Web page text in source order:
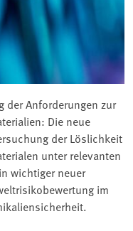
der Anforderungen zur
Die neue
der Löslichkeit
unter relevanten
wichtiger neuer
im